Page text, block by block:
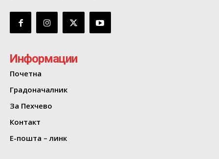
Информации
Почетна
Градоначалник
За Пехчево
Контакт
Е-пошта – линк